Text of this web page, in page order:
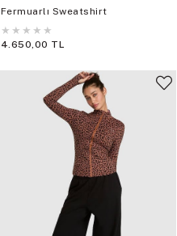
Fermuarlı Sweatshirt
★ ★ ★ ★ ★
4.650,00 TL